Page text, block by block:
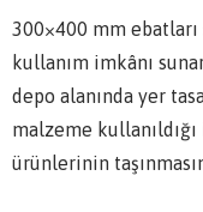
300×400 mm
kullanım imkânı
depo alanında yer
malzeme
ürünlerinin